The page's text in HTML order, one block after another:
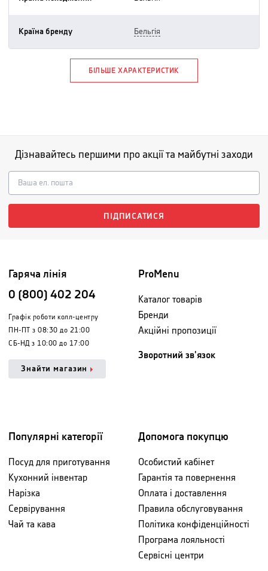
Країна бренду бельгія
БІЛЬШЕ ХАРАКТЕРИСТИК
Дізнавайтесь першими про акції та майбутні заходи
ПІДПИСАТИСЯ
Гаряча лінія
0 (800) 402 204
Графік роботи колл-центру
ПН-ПТ з 08:30 до 21:00
СБ-НД з 10:00 до 17:00
Знайти магазин
ProMenu
Каталог товарів
Бренди
Акційні пропозиції
Зворотний зв'язок
Популярні категорії
Посуд для приготування
Кухонний інвентар
Нарізка
Сервірування
Чай та кава
Допомога покупцю
Особистий кабінет
Гарантія та повернення
Оплата і доставлення
Правила обслуговування
Політика конфіденційності
Програма лояльності
Сервісні центри